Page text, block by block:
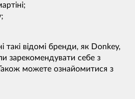
відомі бренди, як Donkey,
зарекомендувати себе з
можете ознайомитися з